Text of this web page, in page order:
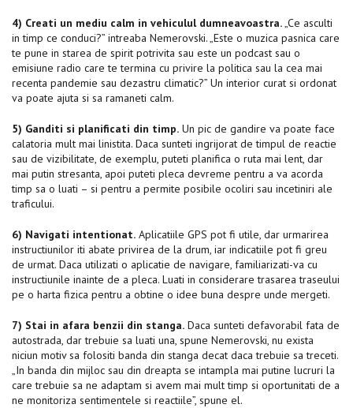
4) Creati un mediu calm in vehiculul dumneavoastra.„Ce asculti
in timp ce conduci?” intreaba Nemerovski. „Este o muzica pasnica care
te pune in starea de spirit potrivita sau este un podcast sau o
emisiune radio care te termina cu privire la politica sau la cea mai
recenta pandemie sau dezastru climatic?” Un interior curat si ordonat
va poate ajuta si sa ramaneti calm.
5) Ganditi si planificati din timp. Un pic de gandire va poate face
calatoria mult mai linistita. Daca sunteti ingrijorat de timpul de reactie
sau de vizibilitate, de exemplu, puteti planifica o ruta mai lent, dar
mai putin stresanta, apoi puteti pleca devreme pentru a va acorda
timp sa o luati – si pentru a permite posibile ocoliri sau incetiniri ale
traficului.
6) Navigati intentionat. Aplicatiile GPS pot fi utile, dar urmarirea
instructiunilor iti abate privirea de la drum, iar indicatiile pot fi greu
de urmat. Daca utilizati o aplicatie de navigare, familiarizati-va cu
instructiunile inainte de a pleca. Luati in considerare trasarea traseului
pe o harta fizica pentru a obtine o idee buna despre unde mergeti.
7) Stai in afara benzii din stanga. Daca sunteti defavorabil fata de
autostrada, dar trebuie sa luati una, spune Nemerovski, nu exista
niciun motiv sa folositi banda din stanga decat daca trebuie sa treceti.
„In banda din mijloc sau din dreapta se intampla mai putine lucruri la
care trebuie sa ne adaptam si avem mai mult timp si oportunitati de a
ne monitoriza sentimentele si reactiile”, spune el.